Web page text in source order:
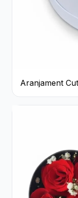
Aranjament
Roșii și